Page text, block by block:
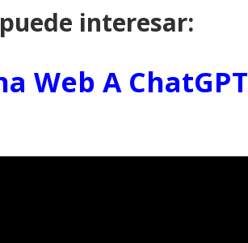
interesar:
Web A ChatGPT